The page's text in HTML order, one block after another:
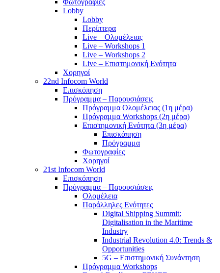
Φωτογραφίες
Lobby
Lobby
Περίπτερα
Live – Ολομέλειας
Live – Workshops 1
Live – Workshops 2
Live – Επιστημονική Ενότητα
Χορηγοί
22nd Infocom World
Επισκόπηση
Πρόγραμμα – Παρουσιάσεις
Πρόγραμμα Ολομέλειας (1η μέρα)
Πρόγραμμα Workshops (2η μέρα)
Επιστημονική Ενότητα (3η μέρα)
Επισκόπηση
Πρόγραμμα
Φωτογραφίες
Χορηγοί
21st Infocom World
Επισκόπηση
Πρόγραμμα – Παρουσιάσεις
Ολομέλεια
Παράλληλες Ενότητες
Digital Shipping Summit:
Digitalisation in the Maritime
Industry
Industrial Revolution 4.0: Trends &
Opportunities
5G – Επιστημονική Συνάντηση
Πρόγραμμα Workshops